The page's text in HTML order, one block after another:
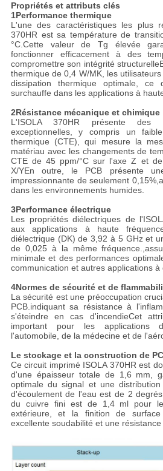
Propriétés et attributs clés
1Performance thermique
L'une des caractéristiques les plus
370HR est sa température de
°C.Cette valeur de Tg élevée
fonctionner efficacement à des
compromettre son intégrité
thermique de 0,4 W/MK, les
dissipation thermique optimale,
surchauffe dans les applications à
2Résistance mécanique et chimique
L'ISOLA 370HR présente des
exceptionnelles, y compris un
thermique (CTE), qui mesure la
matériau avec les changements de
CTE de 45 ppm/°C sur l'axe Z et
X/YEn outre, le PCB présente
impressionnante de seulement
dans les environnements humides.
3Performance électrique
Les propriétés diélectriques de
aux applications à haute
diélectrique (DK) de 3,92 à 5 GHz et
de 0,025 à la même
minimale et des performances
communication et autres applications à
4Normes de sécurité et de
La sécurité est une préoccupation
PCB.indiquant sa résistance à
s'éteindre en cas d'incendieCet
important pour les applications
l'automobile, de la médecine et de
Le stockage et la construction de
Ce circuit imprimé ISOLA 370HR est
d'une épaisseur totale de 1,6 mm,
optimale du signal et une
d'écoulement de l'eau est de 2
du cuivre fini est de 1,4 ml pour
extérieure, et la finition de
excellente soudabilité et une